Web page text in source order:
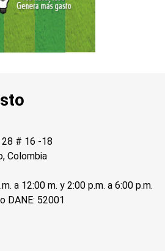
28 # 16 -18
Colombia
a 12:00 m. y 2:00 p.m. a 6:00 p.m.
DANE: 52001